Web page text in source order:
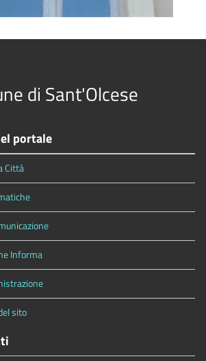
di Sant'Olcese
portale
Città
Informa
sito